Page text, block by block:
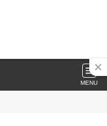
MENU